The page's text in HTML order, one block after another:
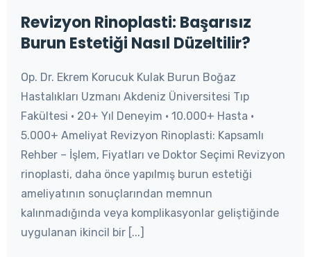
Revizyon Rinoplasti: Başarısız
Burun Estetiği Nasıl Düzeltilir?
Op. Dr. Ekrem Korucuk Kulak Burun Boğaz
Hastalıkları Uzmanı Akdeniz Üniversitesi Tıp
Fakültesi • 20+ Yıl Deneyim • 10.000+ Hasta •
5.000+ Ameliyat Revizyon Rinoplasti: Kapsamlı
Rehber – İşlem, Fiyatları ve Doktor Seçimi Revizyon
rinoplasti, daha önce yapılmış burun estetiği
ameliyatının sonuçlarından memnun
kalınmadığında veya komplikasyonlar geliştiğinde
uygulanan ikincil bir [...]